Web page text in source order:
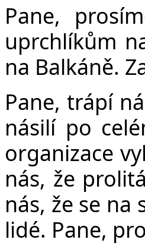
Pane,
uprchlíkům
na Balkáně.
Pane, trápí
násilí po
organizace
nás, že
nás, že se
lidé. Pane,